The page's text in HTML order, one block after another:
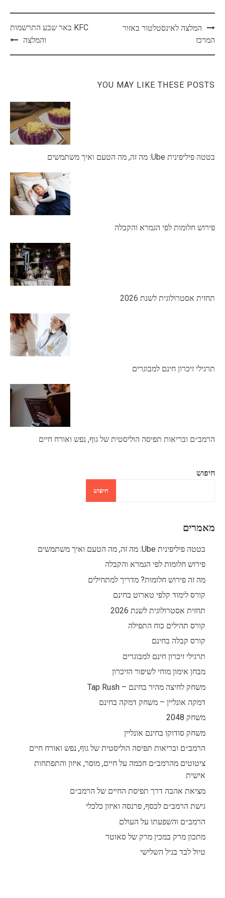
Post
navigation
המלצה לאינסטלטור באזור
המרכז
KFC באר שבע התרשמות
והמלצה
YOU MAY LIKE THESE POSTS
בטטה פיליפינית Ube: מה זה, מה הטעם ואיך משתמשים
פירוש חלומות לפי הגמרא והקבלה
תחזית אסטרולוגית לשנת 2026
תרגילי זיכרון חינם למבוגרים
הרמב״ם ובריאות תפיסה הוליסטית של גוף, נפש ואורח חיים
חיפוש
חיפוש
מאמרים
בטטה פיליפינית Ube: מה זה, מה הטעם ואיך משתמשים
פירוש חלומות לפי הגמרא והקבלה
מה זה פירוש חלומות? מדריך למתחילים
קורס לימוד קלפי טארוט בחינם
תחזית אסטרולוגית לשנת 2026
קורס תהילים כוח התפילה
קורס קבלה בחינם
תרגילי זיכרון חינם למבוגרים
מבחן אימון מוחי לשיפור הזיכרון
משחק לחיצה מהיר בחינם – Tap Rush
דמקה אונליין – משחק דמקה בחינם
משחק 2048
משחק סודוקו בחינם אונליין
הרמב״ם ובריאות תפיסה הוליסטית של גוף, נפש ואורח חיים
ציטוטים מהרמב״ם חכמה על חיים, מוסר, איזון והתפתחות
אישית
מציאת אהבה דרך תפיסת החיים של הרמב״ם
גישת הרמב״ם לכסף, פרנסה ואיזון כלכלי
הרמב״ם והשפעתו על העולם
מתכון מרק במכין מרק של סאוטר
טיול לבד בגיל השלישי